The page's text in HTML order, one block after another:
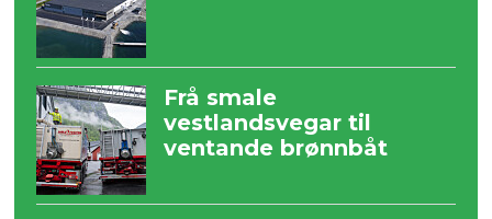
Frå smale
vestlandsvegar til
ventande brønnbåt